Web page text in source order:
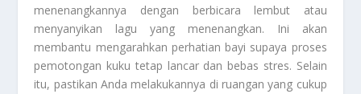
menenangkannya dengan berbicara lembut atau
menyanyikan lagu yang menenangkan. Ini akan
membantu mengarahkan perhatian bayi supaya proses
pemotongan kuku tetap lancar dan bebas stres. Selain
itu, pastikan Anda melakukannya di ruangan yang cukup